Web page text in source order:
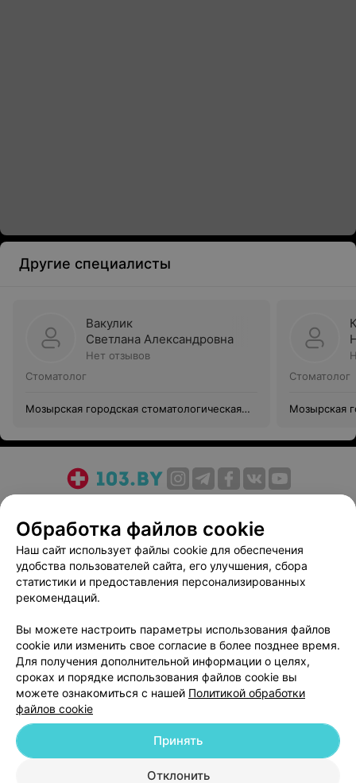
Другие специалисты
Вакулик
Светлана Александровна
Нет отзывов
Стоматолог
Мозырская городская стоматологическая
Стоматолог
Мозырская
Медицинский маркетинг
Публичный договор
Пользовательское соглашение
Способы оплаты
Вакансии
Партнеры
Написать руководителю 103.by
Персональные настройки cookie
Обработка персональных данных
Обработка файлов cookie
Наш сайт использует файлы cookie для обеспечения
удобства пользователей сайта, его улучшения, сбора
статистики и предоставления персонализированных
рекомендаций.
Вы можете настроить параметры использования файлов
cookie или изменить свое согласие в более позднее время.
Для получения дополнительной информации о целях,
сроках и порядке использования файлов cookie вы
можете ознакомиться с нашей Политикой обработки
файлов cookie
Отклонить
Принять